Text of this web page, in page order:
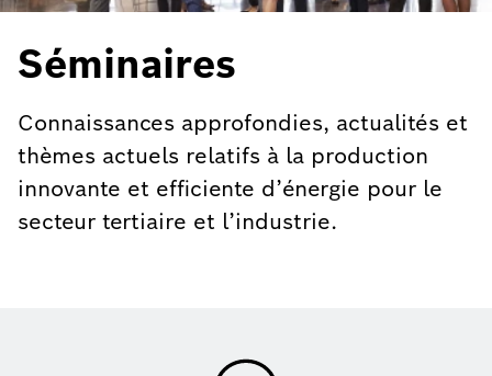
Séminaires
Connaissances approfondies, actualités et
thèmes actuels relatifs à la production
innovante et efficiente d’énergie pour le
secteur tertiaire et l’industrie.